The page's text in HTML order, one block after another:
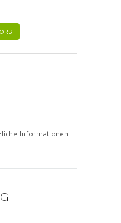
Informationen